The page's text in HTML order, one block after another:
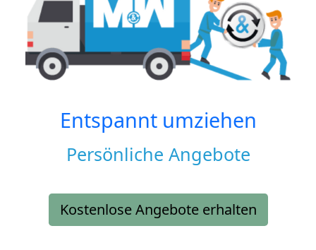
Entspannt umziehen
Persönliche Angebote
Kostenlose Angebote erhalten